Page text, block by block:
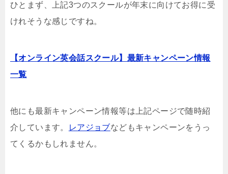
ひとまず、上記3つのスクールが年末に向けてお得に受
けれそうな感じですね。
【オンライン英会話スクール】最新キャンペーン情報
一覧
他にも最新キャンペーン情報等は上記ページで随時紹
介しています。
レアジョブなどもキャンペーンをうっ
てくるかもしれません。